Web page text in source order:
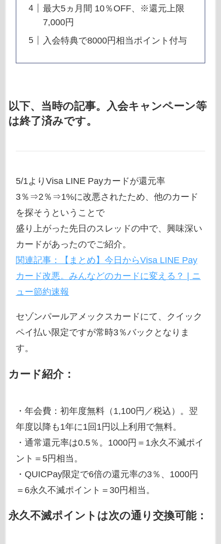
最大5ヵ月間 10％OFF、※還元上限
7,000円
入会特典で8000円相当ポイント付与
以下、当時の記事。入会キャンペーン等
は終了済みです。
5/1よりVisa LINE Payカードが還元率
3％⇒2％⇒1%に改悪されたため、他のカード
を探そうということで
盛り上がった先日のスレッドの中で、興味深い
カードがあったのでご紹介。
関連記事：【まとめ】今日からVisa LINE Pay
カード改悪。みんなどのカードに変える？ | ニ
ュー節約速報
セゾンパールアメックスカードにて、クイック
ペイ払い限定ですが常時3％バックとなりま
す。
カード紹介：
・年会費：初年度無料（1,100円／税込）。翌
年度以降も1年に1回1円以上利用で無料。
・通常還元率は0.5％。1000円＝1永久不滅ポイ
ント＝5円相当。
・QUICPay限定で6倍の還元率の3％、1000円
＝6永久不滅ポイント＝30円相当。
永久不滅ポイントは次の通り交換可能：